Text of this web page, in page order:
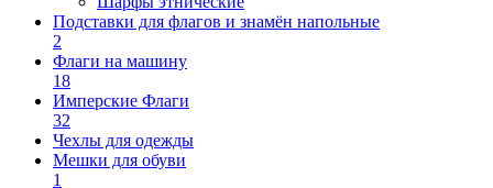
Подставки для флагов и знамён напольные
2
Флаги на машину
18
Имперские Флаги
32
Чехлы для одежды
Мешки для обуви
1